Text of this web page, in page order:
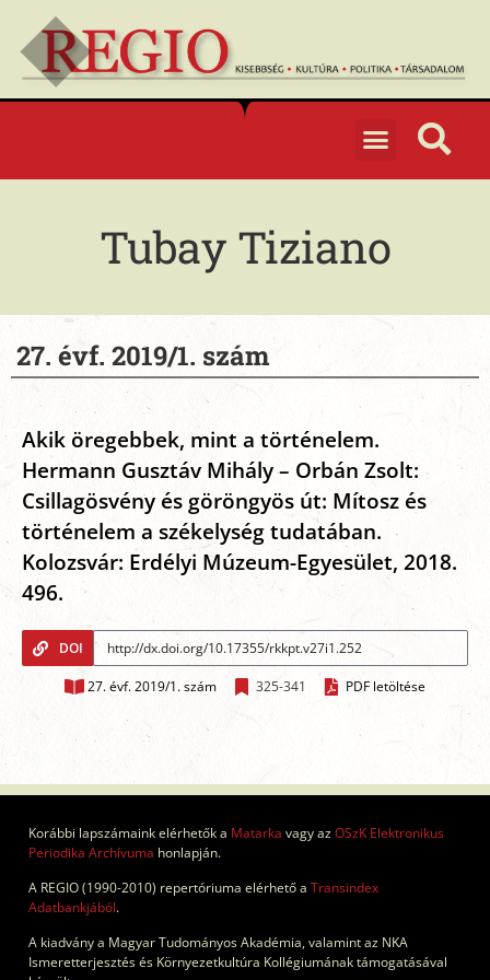
Tubay Tiziano
27. évf. 2019/1. szám
Akik öregebbek, mint a történelem.
Hermann Gusztáv Mihály – Orbán Zsolt:
Csillagösvény és göröngyös út: Mítosz és
történelem a székelység tudatában.
Kolozsvár: Erdélyi Múzeum-Egyesület, 2018.
496.
DOI
27. évf. 2019/1. szám 325-341 PDF letöltése
Korábbi lapszámaink elérhetők a Matarka vagy azOSzK Elektronikus
Periodika Archívuma honlapján.
A REGIO (1990-2010) repertóriuma elérhető a Transindex
Adatbankjából.
A kiadvány a Magyar Tudományos Akadémia, valamint az NKA
Ismeretterjesztés és Környezetkultúra Kollégiumának támogatásával